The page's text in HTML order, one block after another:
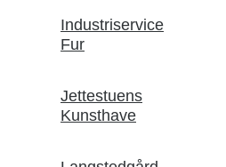
Industriservice
Fur
Jettestuens
Kunsthave